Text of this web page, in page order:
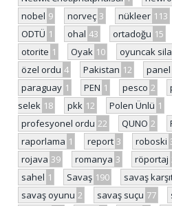
nobel 9 norveç 3 nükleer 113
ODTÜ 1 ohal 43 ortadoğu 15
otorite 1 Oyak 10 oyuncak
özel ordu 4 Pakistan 12 panel
paraguay 1 PEN 1 pesco 2
selek 18 pkk 12 Polen Ünlü 1
profesyonel ordu 22 QUNO 2
raporlama 1 report 3 roboski
rojava 39 romanya 3 röportaj
sahel 1 Savaş 190 savaş
savaş oyunu 2 savaş suçu 77